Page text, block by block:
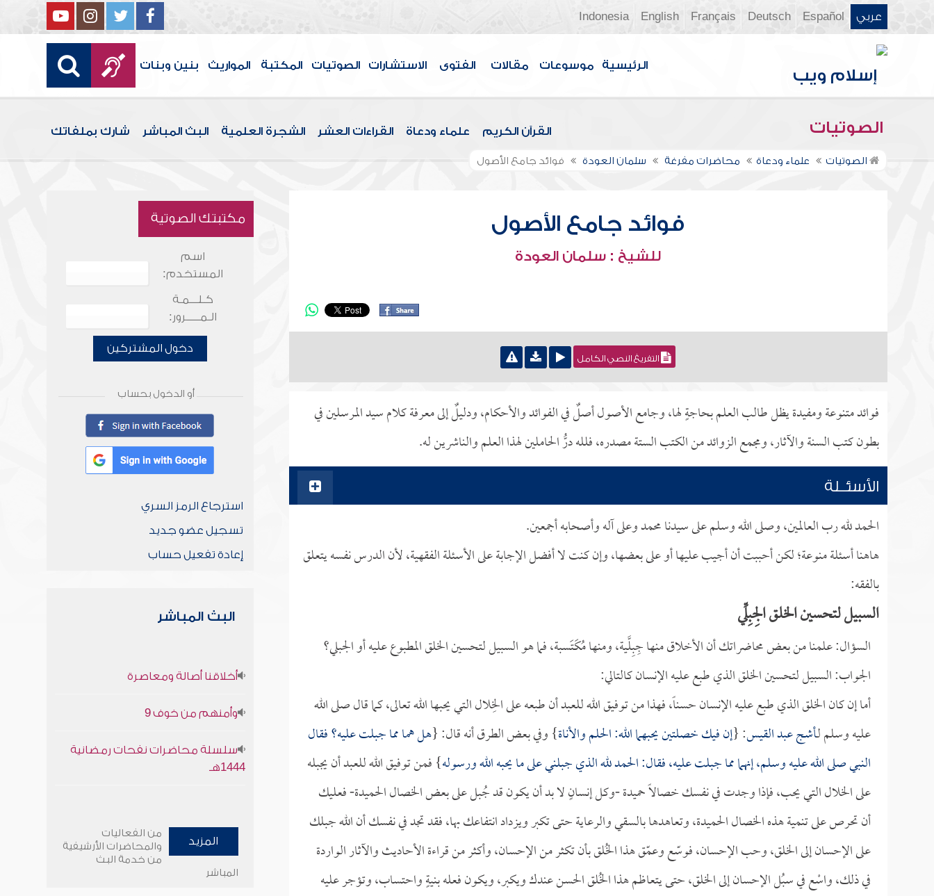
عربي Español
Deutsch
Français
English
Indonesia
الرئيسية موسوعات مقالات الفتوى الاستشارات الصوتيات المكتبة المواريث بنين وبنات
الصوتيات القرآن الكريم علماء ودعاة القراءات العشر الشجرة العلمية البث المباشر شارك بملفاتك
الصوتيات علماء ودعاة محاضرات مفرغة سلمان العودة فوائد جامع الأصول
فوائد جامع الأصول
للشيخ : سلمان العودة
التفريغ النصي الكامل
فوائد متنوعة ومفيدة يظل طالب العلم بحاجةٍ لها، وجامع الأصول أصلٌ في الفوائد والأحكام، ودليلٌ إلى معرفة كلام سيد المرسلين في
بطون كتب السنة والآثار، ومجمع الزوائد من الكتب الستة مصدره، فلله درُّ الحاملين لهذا العلم والناشرين له.
الأسئــلة
الحمد لله رب العالمين، وصلى الله وسلم على سيدنا محمد وعلى آله وأصحابه أجمعين.
هاهنا أسئلة منوعة؛ لكن أحببت أن أجيب عليها أو على بعضها، وإن كنت لا أفضل الإجابة على الأسئلة الفقهية، لأن الدرس نفسه يتعلق
بالفقه:
السبيل لتحسين الخلق الجِبِلِّي
السؤال: علمنا من بعض محاضراتك أن الأخلاق منها جِبِلَّية، ومنها مُكَتَسبة، فما هو السبيل لتحسين الخلق المطبوع عليه أو الجبلي؟
الجواب: السبيل لتحسين الخلق الذي طبع عليه الإنسان كالتالي:
أما إن كان الخلق الذي طبع عليه الإنسان حسناً، فهذا من توفيق الله للعبد أن طبعه على الخِلال التي يحبها الله تعالى، كما قال صلى الله
عليه وسلم لـأشج عبد القيس: {إن فيك خصلتين يحبهما الله: الحلم والأناة} وفي بعض الطرق أنه قال: {هل هما مما جبلت عليه؟ فقال
النبي صلى الله عليه وسلم، إنهما مما جبلت عليه، فقال: الحمد لله الذي جبلني على ما يحبه الله ورسوله} فمن توفيق الله للعبد أن يجبله
على الخلال التي يحب، فإذا وجدت في نفسك خصالاً حميدة -وكل إنسانٍ لا بد أن يكون قد جُبل على بعض الخصال الحميدة- فعليك
أن تحرص على تنمية هذه الخصال الحميدة، وتعاهدها بالسقي والرعاية حتى تكبر ويزداد انتفاعك بها، فقد تجد في نفسك أن الله جبلك
على الإحسان إلى الخلق، وحب الإحسان، فوسّع وعمّق هذا الخُلق بأن تكثر من الإحسان، وأكثر من قراءة الأحاديث والآثار الواردة
في ذلك، واسْع في سبُل الإحسان إلى الخلق، حتى يتعاظم هذا الخُلق الحسن عندك ويكبر، ويكون فعله بنيةٍ واحتساب، وتؤجر عليه
مكتبتك الصوتية
اسم
المستخدم:
كـلـــمـة
الـمـــــرور:
دخول المشتركين
أو الدخول بحساب
استرجاع الرمز السري
تسجيل عضو جديد
إعادة تفعيل حساب
البث المباشر
أخلاقنا أصالة ومعاصرة
وأمنهم من خوف 9
سلسلة محاضرات نفحات رمضانية
1444هـ
المزيد
من الفعاليات
والمحاضرات الأرشيفية
من خدمة البث
المباشر